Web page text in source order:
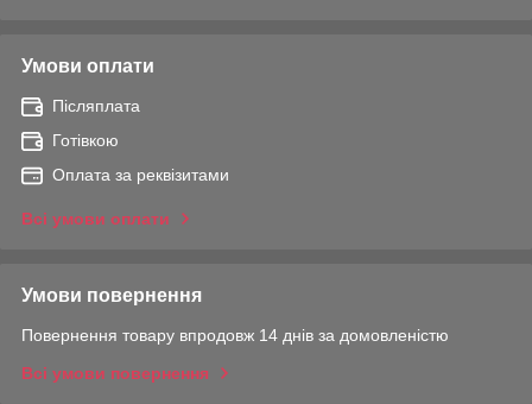
Умови оплати
Післяплата
Готівкою
Оплата за реквізитами
Всі умови оплати
Умови повернення
Повернення товару впродовж 14 днів за домовленістю
Всі умови повернення